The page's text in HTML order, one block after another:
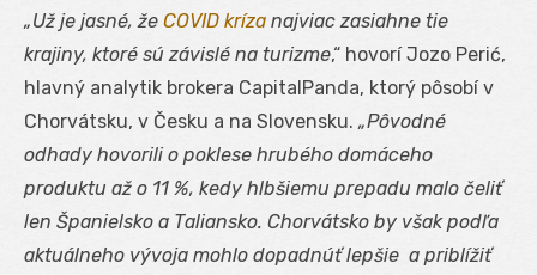
„Už je jasné, že COVID kríza najviac zasiahne tie
krajiny, ktoré sú závislé na turizme,“ hovorí Jozo Perić,
hlavný analytik brokera CapitalPanda, ktorý pôsobí v
Chorvátsku, v Česku a na Slovensku. „Pôvodné
odhady hovorili o poklese hrubého domáceho
produktu až o 11 %, kedy hlbšiemu prepadu malo čeliť
len Španielsko a Taliansko. Chorvátsko by však podľa
aktuálneho vývoja mohlo dopadnúť lepšie a priblížiť